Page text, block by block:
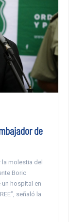
de
molestia del
Boric
hospital en
señaló la